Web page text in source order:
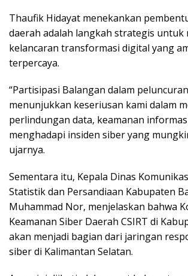
Thaufik Hidayat menekankan
daerah adalah langkah strategis untuk
kelancaran transformasi digital yang
terpercaya.
“Partisipasi Balangan dalam
menunjukkan keseriusan kami dalam
perlindungan data, keamanan
menghadapi insiden siber yang
ujarnya.
Sementara itu, Kepala Dinas
Statistik dan Persandiaan Kabupaten
Muhammad Nor, menjelaskan bahwa
Keamanan Siber Daerah CSIRT di
akan menjadi bagian dari jaringan
siber di Kalimantan Selatan.